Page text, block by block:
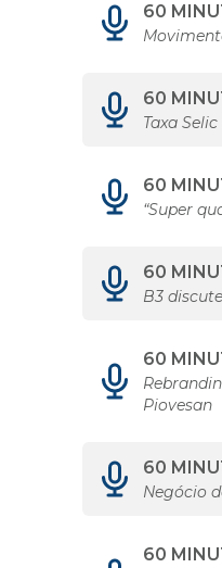
60
60
Taxa
60
“Super
60
B3
60
Piovesan
60
Negócio
60